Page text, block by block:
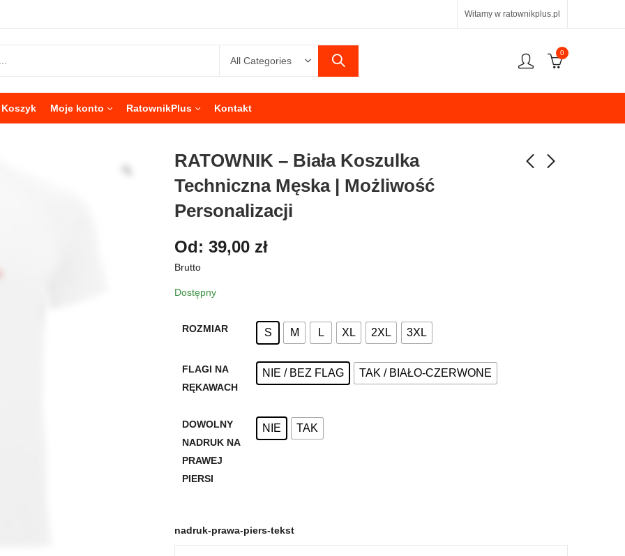
Witamy w ratownikplus.pl
0
Koszyk Moje konto RatownikPlus Kontakt
RATOWNIK – Biała Koszulka
Techniczna Męska | Możliwość
Personalizacji
Od: 39,00 zł
Brutto
Dostępny
ROZMIAR S M L XL 2XL 3XL
FLAGI NA
RĘKAWACH
NIE / BEZ FLAG TAK / BIAŁO-CZERWONE
DOWOLNY
NADRUK NA
PRAWEJ
PIERSI
NIE TAK
nadruk-prawa-piers-tekst